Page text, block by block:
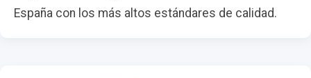
España con los más altos estándares de calidad.